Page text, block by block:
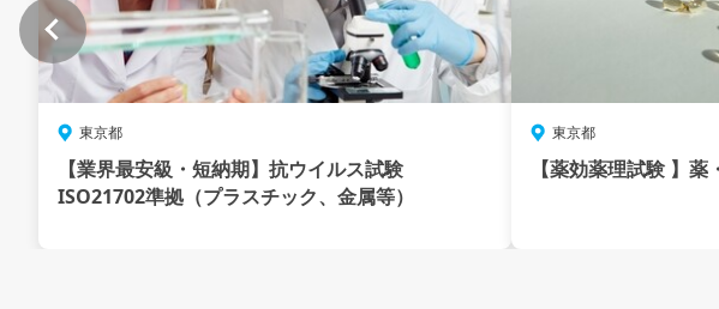
東京都
【業界最安級・短納期】抗ウイルス試験
ISO21702準拠（プラスチック、金属等）
東京都
【薬効薬理試験 】